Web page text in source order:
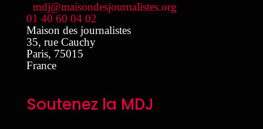
mdj@maisondesjournalistes.org
01 40 60 04 02
Maison des journalistes
35, rue Cauchy
Paris, 75015
France
Soutenez la MDJ